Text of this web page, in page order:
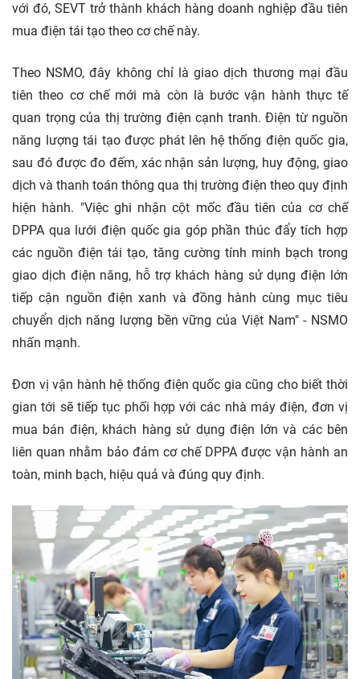
với đó, SEVT trở thành khách hàng doanh nghiệp đầu tiên
mua điện tái tạo theo cơ chế này.
Theo NSMO, đây không chỉ là giao dịch thương mại đầu
tiên theo cơ chế mới mà còn là bước vận hành thực tế
quan trọng của thị trường điện cạnh tranh. Điện từ nguồn
năng lượng tái tạo được phát lên hệ thống điện quốc gia,
sau đó được đo đếm, xác nhận sản lượng, huy động, giao
dịch và thanh toán thông qua thị trường điện theo quy định
hiện hành. "Việc ghi nhận cột mốc đầu tiên của cơ chế
DPPA qua lưới điện quốc gia góp phần thúc đẩy tích hợp
các nguồn điện tái tạo, tăng cường tính minh bạch trong
giao dịch điện năng, hỗ trợ khách hàng sử dụng điện lớn
tiếp cận nguồn điện xanh và đồng hành cùng mục tiêu
chuyển dịch năng lượng bền vững của Việt Nam" - NSMO
nhấn mạnh.
Đơn vị vận hành hệ thống điện quốc gia cũng cho biết thời
gian tới sẽ tiếp tục phối hợp với các nhà máy điện, đơn vị
mua bán điện, khách hàng sử dụng điện lớn và các bên
liên quan nhằm bảo đảm cơ chế DPPA được vận hành an
toàn, minh bạch, hiệu quả và đúng quy định.